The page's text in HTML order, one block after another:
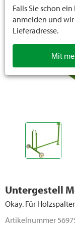
Untergestell
Okay. Für
Artikelnummer
Rasenmäher
Gartengeräte
Trimmer /
Forstgeräte
Kettensägen
Ersatzteile
Falls Sie schon
anmelden und wir
Lieferadresse.
Mit